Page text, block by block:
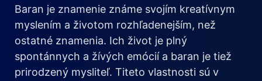
Baran je znamenie známe svojím kreatívnym
myslením a životom rozhľadenejším, než
ostatné znamenia. Ich život je plný
spontánnych a žívých emócií a baran je tiež
prirodzený mysliteľ. Titeto vlastnosti sú v